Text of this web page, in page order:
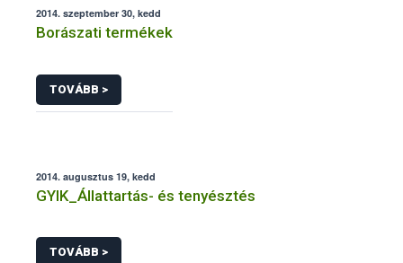
2014. szeptember 30, kedd
Borászati termékek
TOVÁBB >
2014. augusztus 19, kedd
GYIK_Állattartás- és tenyésztés
TOVÁBB >